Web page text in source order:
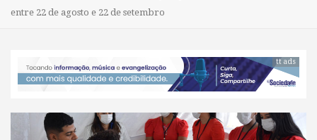
entre 22 de agosto e 22 de setembro
tt ads